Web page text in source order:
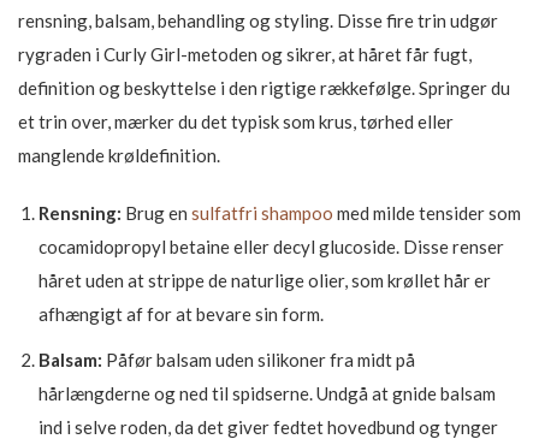
rensning, balsam, behandling og styling. Disse fire trin udgør
rygraden i Curly Girl-metoden og sikrer, at håret får fugt,
definition og beskyttelse i den rigtige rækkefølge. Springer du
et trin over, mærker du det typisk som krus, tørhed eller
manglende krøldefinition.
Rensning: Brug en sulfatfri shampoo med milde tensider som
cocamidopropyl betaine eller decyl glucoside. Disse renser
håret uden at strippe de naturlige olier, som krøllet hår er
afhængigt af for at bevare sin form.
Balsam: Påfør balsam uden silikoner fra midt på
hårlængderne og ned til spidserne. Undgå at gnide balsam
ind i selve roden, da det giver fedtet hovedbund og tynger